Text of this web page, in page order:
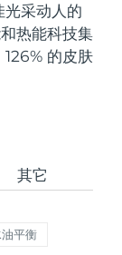
光采动人的
热能科技集
126% 的皮肤
其它
油平衡
日期2026/8/10
日期2026/8/9
日期2026/8/9
达日期